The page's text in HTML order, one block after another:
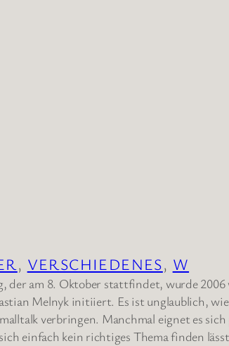
, VERSCHIEDENES, W
der am 8. Oktober stattfindet, wurde 2006
Melnyk initiiert. Es ist unglaublich,
verbringen. Manchmal eignet es
einfach kein richtiges Thema finden